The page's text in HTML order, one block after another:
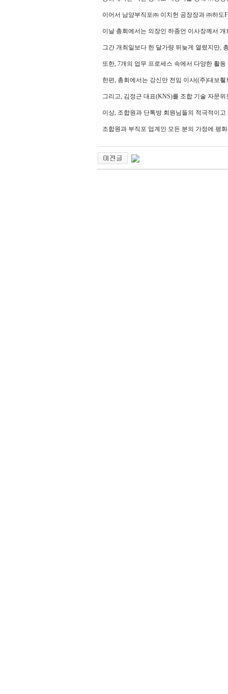
이어서 남양부직포㈜ 이치헌 공장장과 ㈜하
이날 총회에서는 의장인 하종언 이사장께서
그간 개최일보다 한 달가량 뒤늦게 열렸지만,
또한, 7개의 업무 프로세스 속에서 다양한 활
한편, 총회에서는 강신만 전임 이사((주)대보
그리고, 김정근 대표(KNS)를 조합 기술 자문
이상, 조합원과 단톡방 회원님들의 적극적이
조합원과 부직포 업계인 모든 분의 가정에 평